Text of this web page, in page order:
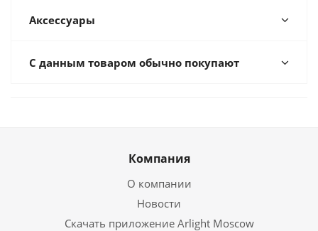
Аксессуары
С данным товаром обычно покупают
Компания
О компании
Новости
Скачать приложение Arlight Moscow